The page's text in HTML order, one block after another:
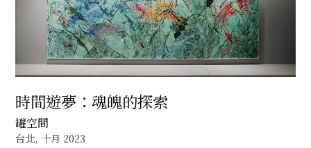
時間遊夢：魂魄的探索
罐空間
台北, 十月 2023